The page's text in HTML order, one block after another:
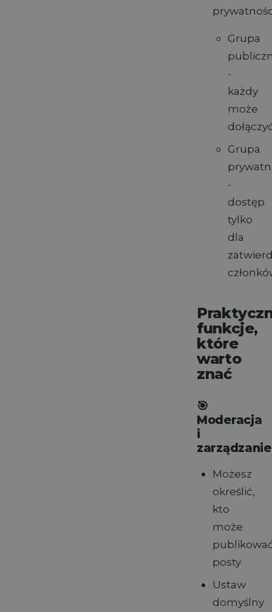
Grupa
-
każdy
może
Grupa
-
dostęp
tylko
dla
funkcje,
które
warto
znać
🎯
Moderacja
i
zarządzanie
Możesz
określić,
kto
może
posty
Ustaw
domyślny